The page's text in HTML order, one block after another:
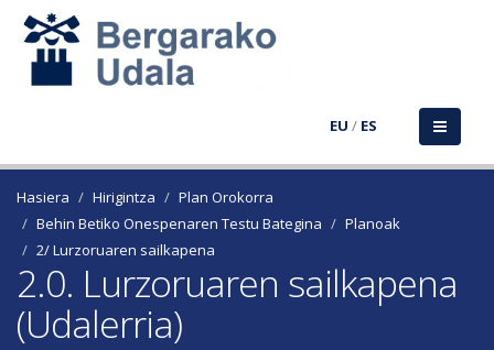
EU / ES
Hasiera Hirigintza
Plan Orokorra
Behin Betiko Onespenaren Testu Bategina
Planoak
2/ Lurzoruaren sailkapena
2.0. Lurzoruaren sailkapena
(Udalerria)